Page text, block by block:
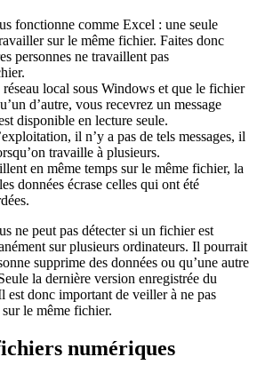
fonctionne comme Excel : une seule
sur le même fichier. Faites donc
personnes ne travaillent pas
local sous Windows et que le fichier
d’autre, vous recevrez un message
disponible en lecture seule.
il n’y a pas de tels messages, il
travaille à plusieurs.
en même temps sur le même fichier, la
données écrase celles qui ont été
ne peut pas détecter si un fichier est
sur plusieurs ordinateurs. Il pourrait
supprime des données ou qu’une autre
la dernière version enregistrée du
est donc important de veiller à ne pas
le même fichier.
numériques